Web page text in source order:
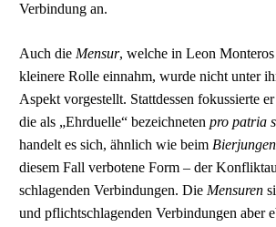
Verbindung an.
Auch die Mensur, welche in Leon
kleinere Rolle einnahm, wurde nicht unter
Aspekt vorgestellt. Stattdessen fokussierte
die als „Ehrduelle“ bezeichneten pro patria
handelt es sich, ähnlich wie beim Bierjungen
diesem Fall verbotene Form – der
schlagenden Verbindungen. Die Mensuren
und pflichtschlagenden Verbindungen aber